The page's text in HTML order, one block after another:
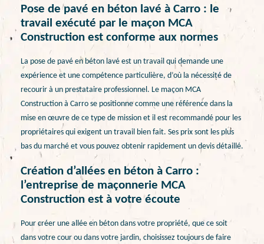
Pose de pavé en béton lavé à Carro : le
travail exécuté par le maçon MCA
Construction est conforme aux normes
La pose de pavé en béton lavé est un travail qui demande une
expérience et une compétence particulière, d’où la nécessité de
recourir à un prestataire professionnel. Le maçon MCA
Construction à Carro se positionne comme une référence dans la
mise en œuvre de ce type de mission et il est recommandé pour les
propriétaires qui exigent un travail bien fait. Ses prix sont les plus
bas du marché et vous pouvez obtenir rapidement un devis détaillé.
Création d’allées en béton à Carro :
l’entreprise de maçonnerie MCA
Construction est à votre écoute
Pour créer une allée en béton dans votre propriété, que ce soit
dans votre cour ou dans votre jardin, choisissez toujours de faire